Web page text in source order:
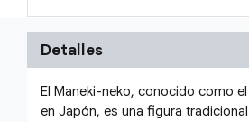
Detalles
El Maneki-neko, conocido como
en Japón, es una figura